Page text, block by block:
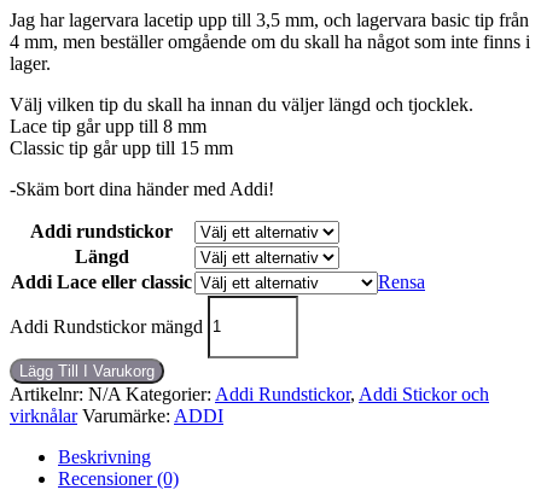
Jag har lagervara lacetip upp till 3,5 mm, och lagervara basic tip från
4 mm, men beställer omgående om du skall ha något som inte finns i
lager.
Välj vilken tip du skall ha innan du väljer längd och tjocklek.
Lace tip går upp till 8 mm
Classic tip går upp till 15 mm
-Skäm bort dina händer med Addi!
Addi rundstickor
Längd
Addi Lace eller classic
Rensa
Addi Rundstickor mängd
Lägg Till I Varukorg
Artikelnr: N/A Kategorier: Addi Rundstickor, Addi Stickor och
virknålar Varumärke: ADDI
Beskrivning
Recensioner (0)